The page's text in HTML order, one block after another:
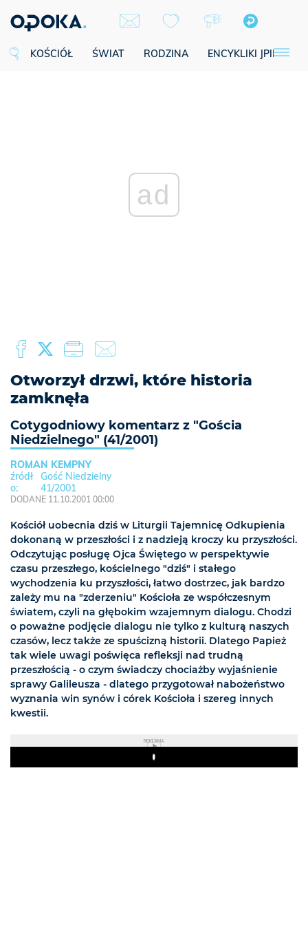
KOŚCIÓŁ ŚWIAT RODZINA ENCYKLIKI JPII
ad
Otworzył drzwi, które historia
zamknęła
Cotygodniowy komentarz z "Gościa
Niedzielnego" (41/2001)
ROMAN KEMPNY
Gość Niedzielny
41/2001
DODANE 11.10.2001 00:00
Kościół uobecnia dziś w Liturgii Tajemnicę Odkupienia
dokonaną w przeszłości i z nadzieją kroczy ku przyszłości.
Odczytując posługę Ojca Świętego w perspektywie
czasu przeszłego, kościelnego "dziś" i stałego
wychodzenia ku przyszłości, łatwo dostrzec, jak bardzo
zależy mu na "zderzeniu" Kościoła ze współczesnym
światem, czyli na głębokim wzajemnym dialogu. Chodzi
o poważne podjęcie dialogu nie tylko z kulturą naszych
czasów, lecz także ze spuścizną historii. Dlatego Papież
tak wiele uwagi poświęca refleksji nad trudną
przeszłością - o czym świadczy chociażby wyjaśnienie
sprawy Galileusza - dlatego przygotował nabożeństwo
wyznania win synów i córek Kościoła i szereg innych
kwestii.
REKLAMA
Play